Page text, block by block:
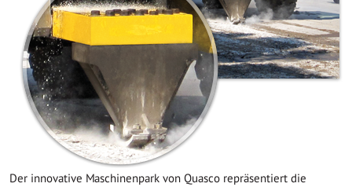
Der innovative Maschinenpark von Quasco repräsentiert die